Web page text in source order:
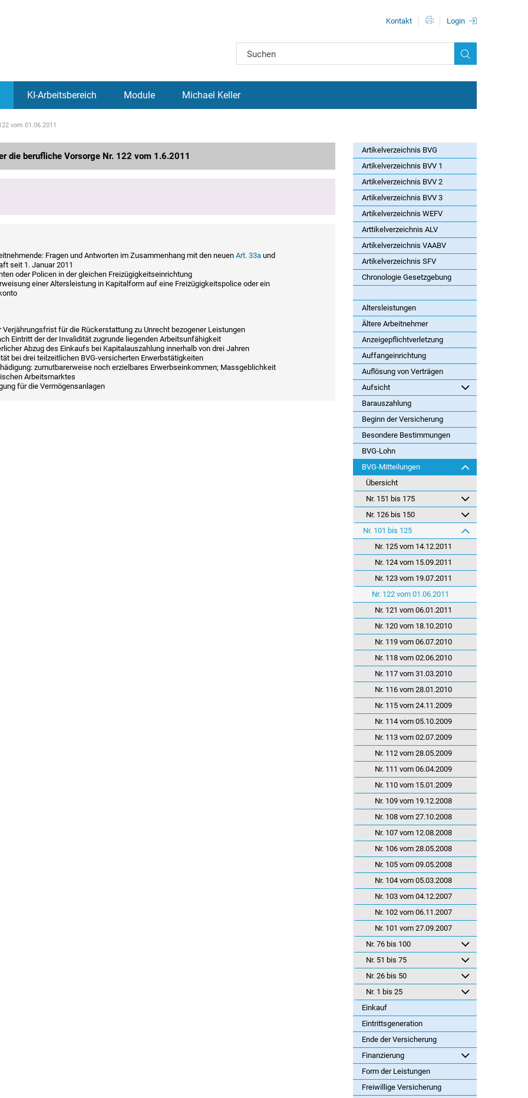
Metanavigationn
Kontakt Login
KI-Arbeitsbereich Module Michael Keller
vom 01.06.2011
die berufliche Vorsorge Nr. 122 vom 1.6.2011
Fragen und Antworten im Zusammenhang mit den neuen Art. 33a und
seit 1. Januar 2011
oder Policen in der gleichen Freizügigkeitseinrichtung
einer Altersleistung in Kapitalform auf eine Freizügigkeitspolice oder ein
Verjährungsfrist für die Rückerstattung zu Unrecht bezogener Leistungen
Eintritt der der Invalidität zugrunde liegenden Arbeitsunfähigkeit
Abzug des Einkaufs bei Kapitalauszahlung innerhalb von drei Jahren
bei drei teilzeitlichen BVG-versicherten Erwerbstätigkeiten
zumutbarerweise noch erzielbares Erwerbseinkommen; Massgeblichkeit
Arbeitsmarktes
für die Vermögensanlagen
Artikelverzeichnis BVG
Artikelverzeichnis BVV 1
Artikelverzeichnis BVV 2
Artikelverzeichnis BVV 3
Artikelverzeichnis WEFV
Arttikelverzeichnis ALV
Artikelverzeichnis VAABV
Artikelverzeichnis SFV
Chronologie Gesetzgebung
Altersleistungen
Ältere Arbeitnehmer
Anzeigepflichtverletzung
Auffangeinrichtung
Auflösung von Verträgen
Aufsicht
Barauszahlung
Beginn der Versicherung
Besondere Bestimmungen
BVG-Lohn
BVG-Mitteilungen
Übersicht
Nr. 151 bis 175
Nr. 126 bis 150
Nr. 101 bis 125
Nr. 125 vom 14.12.2011
Nr. 124 vom 15.09.2011
Nr. 123 vom 19.07.2011
Nr. 122 vom 01.06.2011
Nr. 121 vom 06.01.2011
Nr. 120 vom 18.10.2010
Nr. 119 vom 06.07.2010
Nr. 118 vom 02.06.2010
Nr. 117 vom 31.03.2010
Nr. 116 vom 28.01.2010
Nr. 115 vom 24.11.2009
Nr. 114 vom 05.10.2009
Nr. 113 vom 02.07.2009
Nr. 112 vom 28.05.2009
Nr. 111 vom 06.04.2009
Nr. 110 vom 15.01.2009
Nr. 109 vom 19.12.2008
Nr. 108 vom 27.10.2008
Nr. 107 vom 12.08.2008
Nr. 106 vom 28.05.2008
Nr. 105 vom 09.05.2008
Nr. 104 vom 05.03.2008
Nr. 103 vom 04.12.2007
Nr. 102 vom 06.11.2007
Nr. 101 vom 27.09.2007
Nr. 76 bis 100
Nr. 51 bis 75
Nr. 26 bis 50
Nr. 1 bis 25
Einkauf
Eintrittsgeneration
Ende der Versicherung
Finanzierung
Form der Leistungen
Freiwillige Versicherung